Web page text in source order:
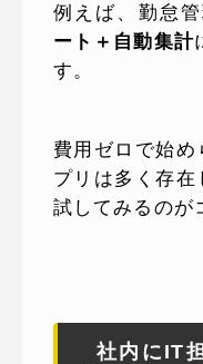
例えば、勤怠
ート＋自動集計
す。
費用ゼロで始
プリは多く存在
試してみるのが
社内にIT